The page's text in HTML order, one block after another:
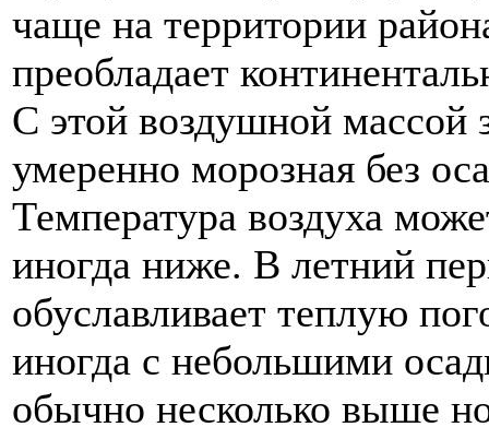
чаще на территории
преобладает
С этой воздушной массой
умеренно морозная без
Температура воздуха
иногда ниже. В летний
обуславливает теплую
иногда с небольшими
обычно несколько выше